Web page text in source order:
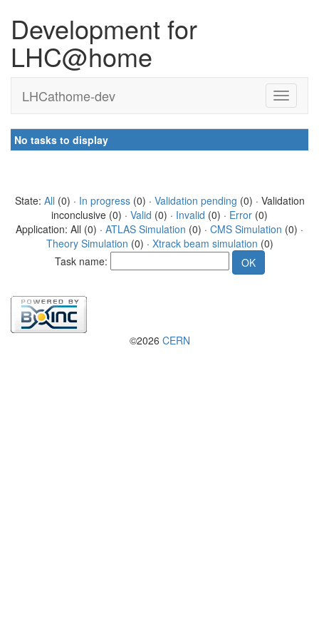
Development for
LHC@home
LHCathome-dev
No tasks to display
State: All (0) · In progress(0) · Validation pending (0) · Validation
inconclusive (0) · Valid (0) · Invalid (0) · Error (0)
Application: All (0) · ATLAS Simulation (0) · CMS Simulation (0) ·
Theory Simulation (0) · Xtrack beam simulation (0)
Task name:
©2026 CERN